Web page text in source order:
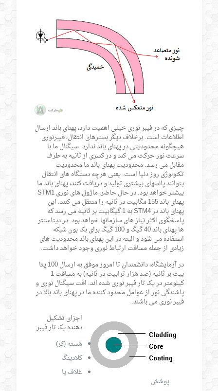
چیزی که در فیبر نوری خیلی اهمیت دارد، پهنای باند ارسال
اطلاعات است. برخلاف دیگر بسترهای انتقال، فیبرنوری
هیچگونه محدودیتی در پهنای باند ندارد. سیگنال ما با
سرعت نور حرکت می کند و در کسری از ثانیه به طرف
مقابل می رسد. محدودیت پهنای باند ما محدودیت
تکنولوژی روز دنیا است. یعنی هرچه دستگاه های انتقال
بتوانند پالسهای بیشتری تولید و دریافت کنند، پهنای باند ما
بیشتر خواهد بود. در حال حاضر، ماژول های نوری STM1
پهنای باند 155 مگابیت در ثانیه را منتقل می کنند. این
پهنای باند در STM4 به 1 گیگابیت بر ثانیه می رسد که
پاسخگوی اکثر نیاز های سازمانها خواهد بود. در دیتاسنتر
ها پهنای باند 40 گیگ و 100 گیگ برای بک بون شبکه
استفاده می شود و البته در این پهنای باند محدودیت های
زیادی از جمله مسافت ارتباط نوری وجود خواهد داشت.
در آزمایشگاه، دانشمندان تا امروز موفق به ارسال 100 پتا
بیت بر ثانیه (صد هزار ترابیت در ثانیه) به مسافت 1
کیلومتر در یک تار فیبر نوری شده اند. افت سیگنال نوری و
پاشندگی نور از عوامل محدود کننده ما در پهنای باند بالا در
فیبر نوری می باشند.
اجزای تشکیل
دهنده یک تار فیبر:
هسته (کر)
کلادینگ
غلاف یا
پوشش